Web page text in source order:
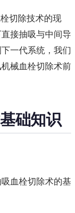
切除技术的现
接抽吸与中间导
一代系统，我们
械血栓切除术前
础知识
血栓切除术的基